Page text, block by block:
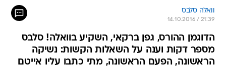
וואלה סלבס
14.10.2016 / 21:39
הדוגמן ההורס, גפן ברקאי, השקיע בוואלה! סלבס
מספר דקות וענה על השאלות הקשות: נשיקה
הראשונה, הפעם הראשונה, מתי כתבו עליו אייטם